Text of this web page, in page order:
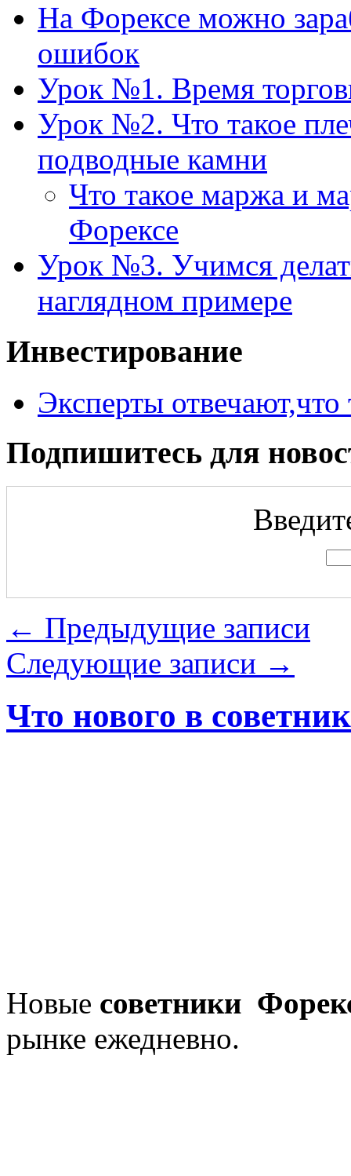
На Форексе можно
ошибок
Урок №1. Время
Урок №2. Что такое
подводные камни
Что такое маржа и
Форексе
Урок №3. Учимся
наглядном примере
Инвестирование
Эксперты
Подпишитесь для
← Предыдущие записи
Следующие записи →
Что нового в
Новые советники
рынке ежедневно.